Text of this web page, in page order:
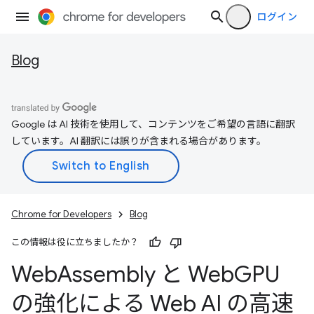
ログイン
Blog
Google は AI 技術を使用して、コンテンツをご希望の言語に翻訳
しています。AI 翻訳には誤りが含まれる場合があります。
Chrome for Developers Blog
この情報は役に立ちましたか？
WebAssembly と WebGPU
の強化による Web AI の高速